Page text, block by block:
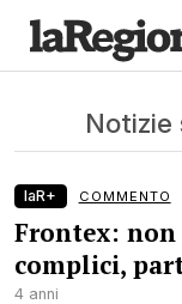
Notizie
laR+ COMMENTO
Frontex: non
complici,
4 anni